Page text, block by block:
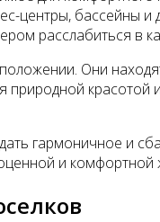
центры,
расслабиться
Они
гармоничное и
и комфортной